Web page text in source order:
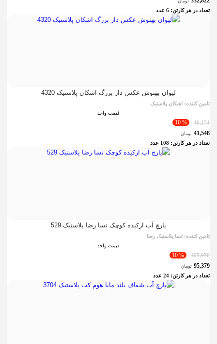
تعداد در هر کارتن: 6 عدد
لیوان بهنوش عکس دار بزرگ اشکان پلاستیک 4320
تامین کننده: اشکان پلاستیک
قیمت واحد
46,154
% 10
41,548 تومان
تعداد در هر کارتن: 108 عدد
پارچ آب ارکیده کوچک تسا رضا پلاستیک 529
تامین کننده: تسا پلاستیک رضا
قیمت واحد
105,976
% 10
95,379 تومان
تعداد در هر کارتن: 24 عدد